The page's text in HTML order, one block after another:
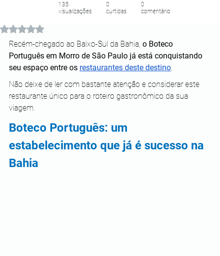
Avaliado com NaN de 5 estrelas.
Recém-chegado ao Baixo-Sul da Bahia, o Boteco
Português em Morro de São Paulo já está conquistando
seu espaço entre os restaurantes deste destino.
Não deixe de ler com bastante atenção e considerar este
restaurante único para o roteiro gastronômico da sua
viagem.
Boteco Português: um
estabelecimento que já é sucesso na
Bahia
135
visualizações
0
curtidas
0
comentário